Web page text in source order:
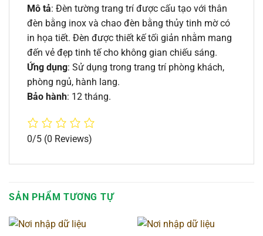
Mô tả: Đèn tường trang trí được cấu tạo với thân
đèn bằng inox và chao đèn bằng thủy tinh mờ có
in họa tiết. Đèn được thiết kế tối giản nhằm mang
đến vẻ đẹp tinh tế cho không gian chiếu sáng.
Ứng dụng: Sử dụng trong trang trí phòng khách,
phòng ngủ, hành lang.
Bảo hành: 12 tháng.
0/5 (0 Reviews)
SẢN PHẨM TƯƠNG TỰ